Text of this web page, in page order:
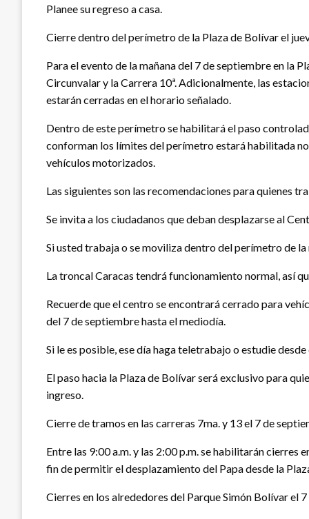
Planee su regreso a casa.
Cierre dentro del perímetro de la Plaza de Bolívar el
Para el evento de la mañana del 7 de septiembre en la
Circunvalar y la Carrera 10ª. Adicionalmente, las
estarán cerradas en el horario señalado.
Dentro de este perímetro se habilitará el paso
conforman los límites del perímetro estará habilitada
vehículos motorizados.
Las siguientes son las recomendaciones para quienes
Se invita a los ciudadanos que deban desplazarse al
Si usted trabaja o se moviliza dentro del perímetro de
La troncal Caracas tendrá funcionamiento normal, así
Recuerde que el centro se encontrará cerrado para
del 7 de septiembre hasta el mediodía.
Si le es posible, ese día haga teletrabajo o estudie desde
El paso hacia la Plaza de Bolívar será exclusivo para
ingreso.
Cierre de tramos en las carreras 7ma. y 13 el 7 de
Entre las 9:00 a.m. y las 2:00 p.m. se habilitarán cierres
fin de permitir el desplazamiento del Papa desde la
Cierres en los alrededores del Parque Simón Bolívar el